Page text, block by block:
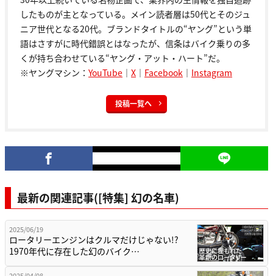
したものが主となっている。メイン読者層は50代とそのジュ
ニア世代となる20代。ブランドタイトルの“ヤング”という単
語はさすがに時代錯誤とはなったが、信条はバイク乗りの多
くが持ち合わせている“ヤング・アット・ハート”だ。
※ヤングマシン： YouTube ｜ X ｜ Facebook ｜ Instagram
投稿一覧へ
最新の関連記事([特集] 幻の名車)
2025/06/19
ロータリーエンジンはクルマだけじゃない!?
1970年代に存在した幻のバイク…